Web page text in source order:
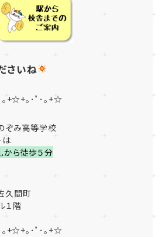
さいね
｡+☆+｡･ﾟ･｡+☆
ぞみ高等学校
は
ら徒歩５分
久間町
１階
｡+☆+｡･ﾟ･｡+☆